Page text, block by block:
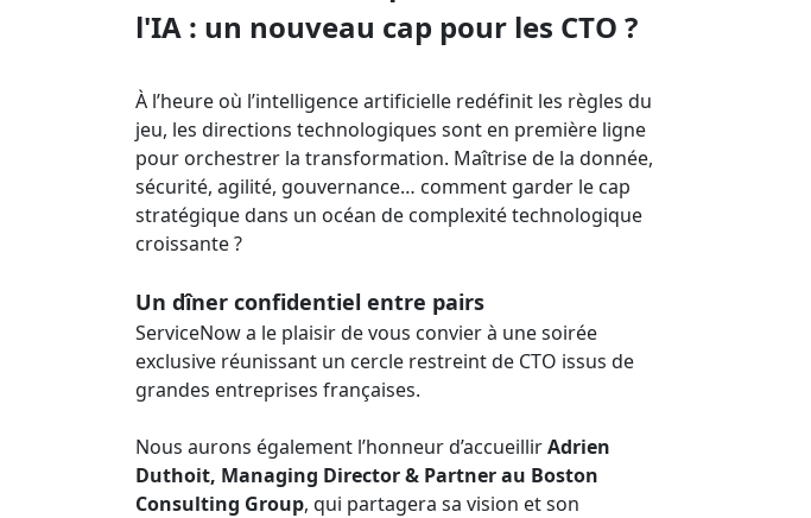
l'IA : un nouveau cap pour les CTO ?
À l’heure où l’intelligence artificielle redéfinit les règles du
jeu, les directions technologiques sont en première ligne
pour orchestrer la transformation. Maîtrise de la donnée,
sécurité, agilité, gouvernance… comment garder le cap
stratégique dans un océan de complexité technologique
croissante ?
Un dîner confidentiel entre pairs
ServiceNow a le plaisir de vous convier à une soirée
exclusive réunissant un cercle restreint de CTO issus de
grandes entreprises françaises.
Nous aurons également l’honneur d’accueillirAdrien
Duthoit, Managing Director & Partner au Boston
Consulting Group, qui partagera sa vision et son